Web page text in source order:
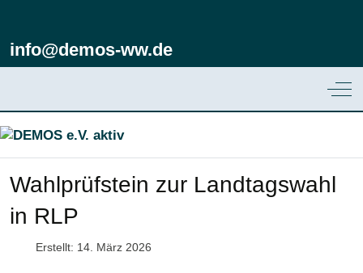
info@demos-ww.de
Wahlprüfstein zur Landtagswahl
in RLP
Erstellt: 14. März 2026